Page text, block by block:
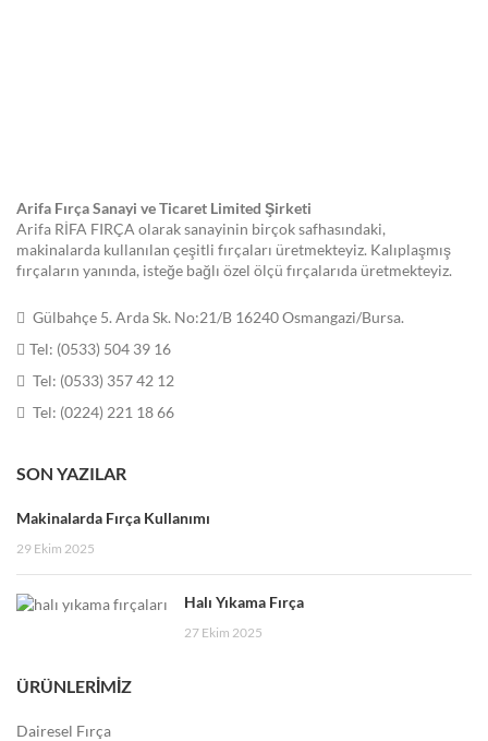
Arifa Fırça Sanayi ve Ticaret Limited Şirketi
Arifa RİFA FIRÇA olarak sanayinin birçok safhasındaki,
makinalarda kullanılan çeşitli fırçaları üretmekteyiz. Kalıplaşmış
fırçaların yanında, isteğe bağlı özel ölçü fırçalarıda üretmekteyiz.
Gülbahçe 5. Arda Sk. No:21/B 16240 Osmangazi/Bursa.
Tel: (0533) 504 39 16
Tel: (0533) 357 42 12
Tel: (0224) 221 18 66
SON YAZILAR
Makinalarda Fırça Kullanımı
29 Ekim 2025
Halı Yıkama Fırça
27 Ekim 2025
ÜRÜNLERIMIZ
Dairesel Fırça